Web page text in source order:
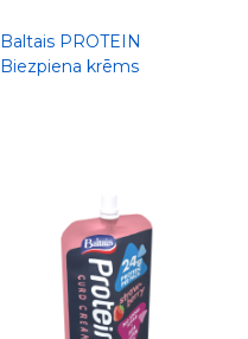
Baltais PROTEIN
Biezpiena krēms